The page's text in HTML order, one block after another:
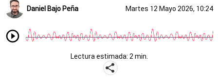
Daniel Bajo Peña Martes 12 Mayo 2026, 10:24
Lectura estimada: 2 min.